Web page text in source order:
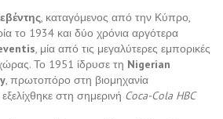
, καταγόμενος από την Κύπρο,
το 1934 και δύο χρόνια αργότερα
, μία από τις μεγαλύτερες εμπορικές
Το 1951 ίδρυσε τη Nigerian
, πρωτοπόρο στη βιομηχανία
στη σημερινή Coca-Cola HBC